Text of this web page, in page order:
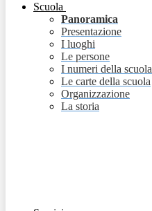
Scuola
Panoramica
Presentazione
I luoghi
Le persone
I numeri della scuola
Le carte della scuola
Organizzazione
La storia